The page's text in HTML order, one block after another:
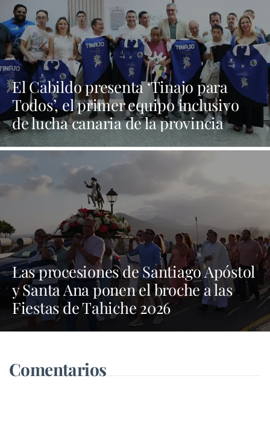
El Cabildo presenta ‘Tinajo para
Todos’, el primer equipo inclusivo
de lucha canaria de la provincia
Las procesiones de Santiago Apóstol
y Santa Ana ponen el broche a las
Fiestas de Tahiche 2026
Comentarios